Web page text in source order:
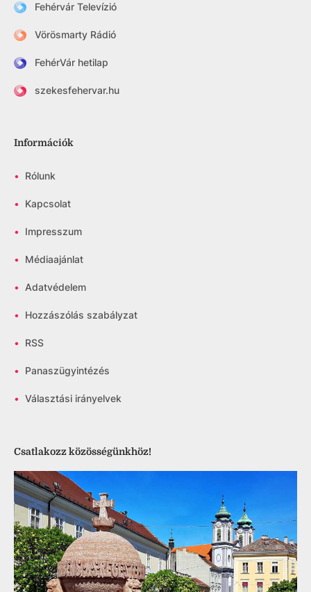
Fehérvár Televízió
Vörösmarty Rádió
FehérVár hetilap
szekesfehervar.hu
Információk
• Rólunk
• Kapcsolat
• Impresszum
• Médiaajánlat
• Adatvédelem
• Hozzászólás szabályzat
• RSS
• Panaszügyintézés
• Választási irányelvek
Csatlakozz közösségünkhöz!